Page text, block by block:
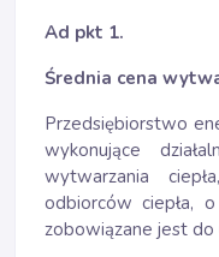
Ad pkt 1.
Średnia cena
Przedsiębiorstwo
wykonujące
wytwarzania
odbiorców ciepła,
zobowiązane jest do